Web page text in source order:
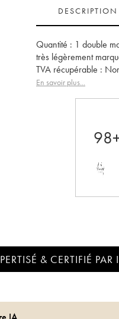
Quantité : 1 double
très légèrement
TVA récupérable :
Appellation :
En savoir plus...
& CERTIFIÉ PAR